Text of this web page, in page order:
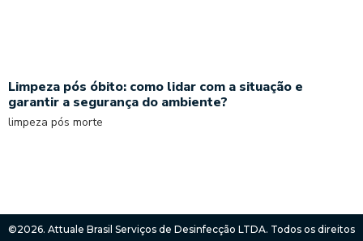
Limpeza pós óbito: como lidar com a situação e
garantir a segurança do ambiente?
limpeza pós morte
©2026. Attuale Brasil Serviços de Desinfecção LTDA. Todos os direitos